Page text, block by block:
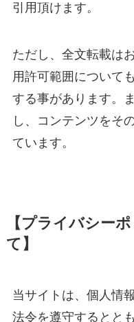
引用頂けます。
ただし、全文転載は
用許可範囲について
する事があります。
し、コンテンツをそ
ています。
【プライバシー
て】
当サイトは、個人情
法令を遵守するとと